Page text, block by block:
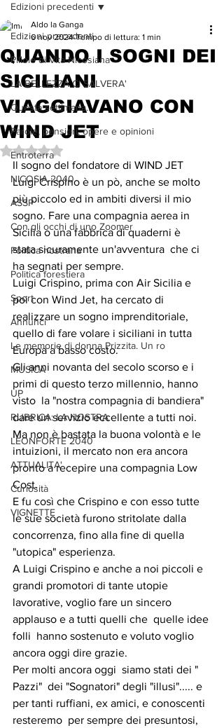
Edizioni precedenti
Pillole di Vita Nicosiana
LA BELLEZZA CI SALVERA'
Questa settimana...
Parole, pensieri, opere e opinioni
Entroterra
NICOSIA 2040
ASSP
Con gli occhi di uno Zoomer
Politica nostrana
Politica forestiera
Sport
Annunci
Le memorie di donna Prizzita. Un ro
MUSICA
UP
RUBRICA: LA NOSTRA
LEONFORTE 2040
ATTUALITA'
Curiosità
VIGNETTE
Edizioni precedenti
QUANDO I SOGNI DEI
SICILIANI
VIAGGIAVANO CON
WIND JET
Aldo la Ganga
6 nov 2024 Tempo di lettura: 1 min
Valutazione NaN stelle su 5.
Il sogno del fondatore di WIND JET
Luigi Crispino è un pò, anche se molto
più piccolo ed in ambiti diversi il mio
sogno. Fare una compagnia aerea in
Sicilia o una fabbrica di quaderni è
stata sicuramente un'avventura  che ci
ha segnati per sempre.
Luigi Crispino, prima con Air Sicilia e
poi con Wind Jet, ha cercato di
realizzare un sogno imprenditoriale,
quello di fare volare i siciliani in tutta
Europa a basso costo.
Gli anni novanta del secolo scorso e i
primi di questo terzo millennio, hanno
visto  la "nostra compagnia di bandiera"
dare un servizio eccellente a tutti noi.
Ma non è bastata la buona volontà e le
intuizioni, il mercato non era ancora
pronto a recepire una compagnia Low
Cost.
E fu così che Crispino e con esso tutte
le sue società furono stritolate dalla
concorrenza, fino alla fine di quella
"utopica" esperienza.
A Luigi Crispino e anche a noi piccoli e
grandi promotori di tante utopie
lavorative, voglio fare un sincero
applauso e a tutti quelli che  quelle idee
folli  hanno sostenuto e voluto voglio
ancora oggi dire grazie.
Per molti ancora oggi  siamo stati dei "
Pazzi"  dei "Sognatori" degli "illusi"..... e
per tanti ruffiani, ex amici, e conoscenti
resteremo  per sempre dei presuntosi,